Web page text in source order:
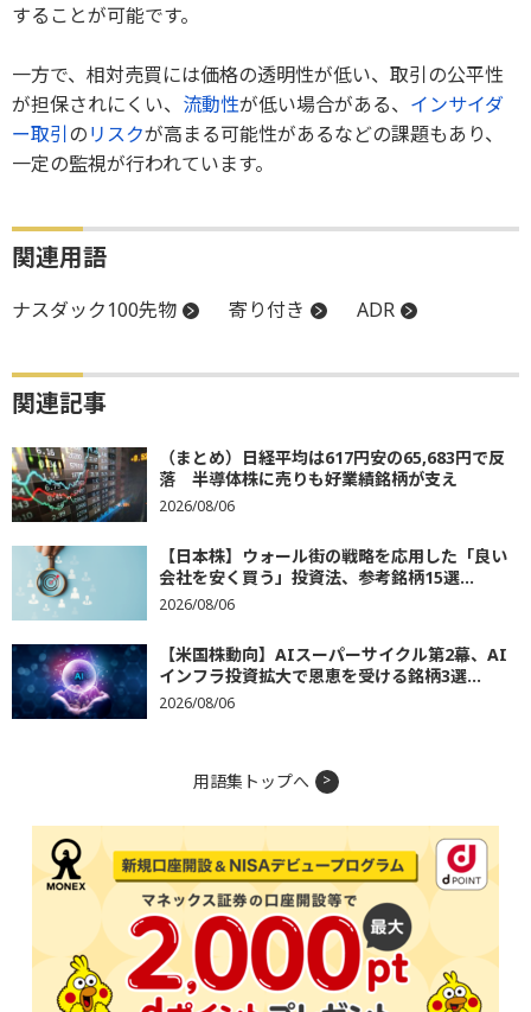
することが可能です。
一方で、相対売買には価格の透明性が低い、取引の公平性
が担保されにくい、 流動性が低い場合がある、 インサイダ
ー取引のリスクが高まる可能性があるなどの課題もあり、
一定の監視が行われています。
関連用語
ナスダック100先物 寄り付き ADR
関連記事
（まとめ）日経平均は617円安の65,683円で反
落 半導体株に売りも好業績銘柄が支え
2026/08/06
【日本株】ウォール街の戦略を応用した「良い
会社を安く買う」投資法、参考銘柄15選...
2026/08/06
【米国株動向】AIスーパーサイクル第2幕、AI
インフラ投資拡大で恩恵を受ける銘柄3選...
2026/08/06
用語集トップへ